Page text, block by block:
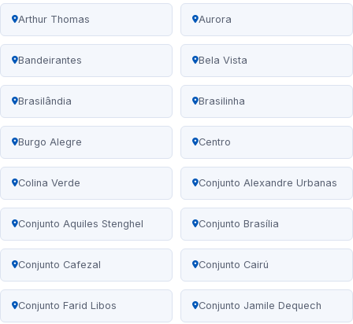
Arthur Thomas Aurora
Bandeirantes Bela Vista
Brasilândia Brasilinha
Burgo Alegre Centro
Colina Verde Conjunto Alexandre Urbanas
Conjunto Aquiles Stenghel Conjunto Brasília
Conjunto Cafezal Conjunto Cairú
Conjunto Farid Libos Conjunto Jamile Dequech